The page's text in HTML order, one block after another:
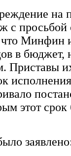
на
с просьбой
Минфин
в бюджет,
Приставы
этот